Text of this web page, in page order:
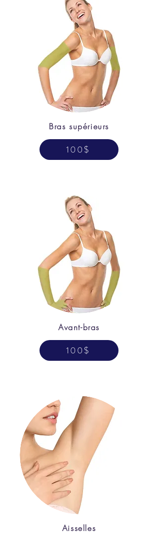
Bras supérieurs
100$
Avant-bras
100$
Aisselles